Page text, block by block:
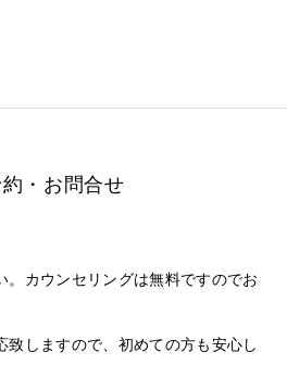
約・お問合せ
。カウンセリングは無料ですのでお
致しますので、初めての方も安心し